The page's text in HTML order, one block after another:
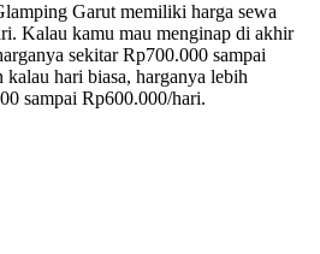
Garut memiliki harga sewa
Kalau kamu mau menginap di akhir
sekitar Rp700.000 sampai
hari biasa, harganya lebih
sampai Rp600.000/hari.